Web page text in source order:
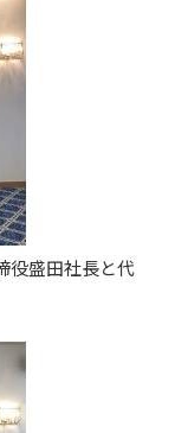
役盛田社長と代